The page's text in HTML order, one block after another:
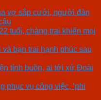
vợ sắp cưới, người đàn
tuổi, chàng trai khiến mọi
bạn trai hạnh phúc sau
tình buồn, ai tới xứ Đoài
phục vụ công việc, ‘phi